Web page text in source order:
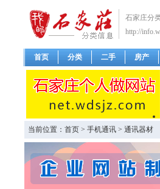
石家庄分
http://
首页 分类 二手 房产
当前位置： 首页 > 手机通讯 > 通讯器材